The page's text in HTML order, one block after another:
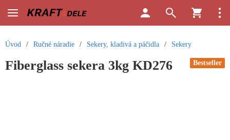
Úvod / Ručné náradie / Sekery, kladivá a páčidla / Sekery
Bestseller
Fiberglass sekera 3kg KD276